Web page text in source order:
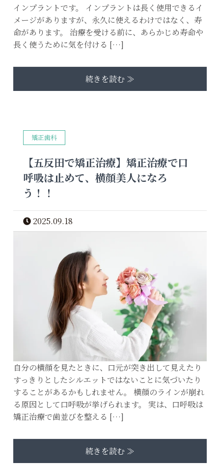
インプラントです。 インプラントは長く使用できるイ
メージがありますが、永久に使えるわけではなく、寿
命があります。 治療を受ける前に、あらかじめ寿命や
長く使うために気を付ける […]
続きを読む ≫
矯正歯科
【五反田で矯正治療】矯正治療で口
呼吸は止めて、横顔美人になろ
う！！
2025.09.18
自分の横顔を見たときに、口元が突き出して見えたり
すっきりとしたシルエットではないことに気づいたり
することがあるかもしれません。 横顔のラインが崩れ
る原因として口呼吸が挙げられます。 実は、口呼吸は
矯正治療で歯並びを整える […]
続きを読む ≫